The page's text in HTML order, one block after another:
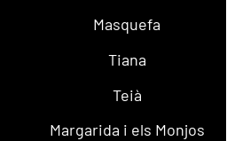
Masquefa
Tiana
Teià
Margarida i els Monjos